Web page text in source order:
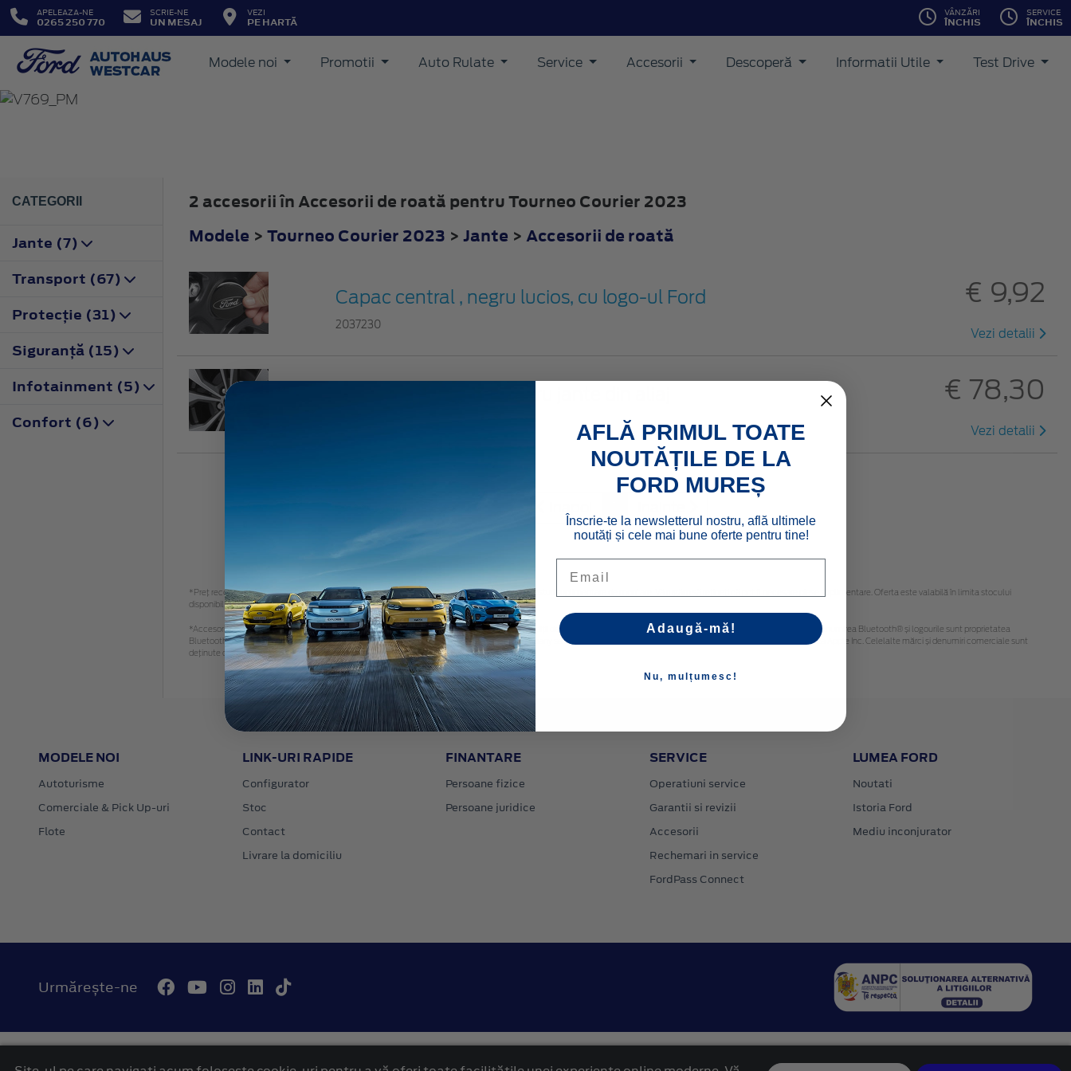
APELEAZA-NE
0265 250 770
SCRIE-NE
UN MESAJ
VEZI
PE HARTĂ
VÂNZĂRI
ÎNCHIS
SERVICE
ÎNCHIS
Modele noi Promotii Auto Rulate Service Accesorii Descoperă Informatii Utile Test Drive
TOURNEO COURIER
CATEGORII
Jante (7)
Transport (67)
Protecţie (31)
Siguranţă (15)
Infotainment (5)
Confort (6)
2 accesorii în Accesorii de roată pentru Tourneo Courier 2023
Modele > Tourneo Courier 2023 > Jante > Accesorii de roată
Capac central , negru lucios, cu logo-ul Ford
2037230
€ 9,92
Vezi detalii
€ 78,30
Vezi detalii
*Preţ recomandat de vânzare, TVA inclus. Vă rugăm să contactaţi dealerul dvs. Ford pentru costuri suplimentare de montare. Vă rugăm să rețineți că pot fi necesare piese suplimentare. Oferta este valabilă în limita stocului
disponibil.
*Accesoriile identificate sunt accesorii alese cu grijă de la furnizori terți și pot avea diferite condiții de garanție, iar detaliile acestora pot fi obținute de la dealerul dvs. Ford. Denumirea Bluetooth® și logourile sunt proprietatea
Bluetooth SIG, Inc. și orice utilizare a unor astfel de mărci de către compania Ford Motor Company se face sub licență. Denumirea iPhone/iPod și logourile sunt proprietatea Apple Inc. Celelalte mărci și denumiri comerciale sunt
deținute de respectivii proprietari
MODELE NOI
Autoturisme
Comerciale & Pick Up-uri
Flote
LINK-URI RAPIDE
Configurator
Stoc
Contact
Livrare la domiciliu
FINANTARE
Persoane fizice
Persoane juridice
SERVICE
Operatiuni service
Garantii si revizii
Accesorii
Rechemari in service
FordPass Connect
LUMEA FORD
Noutati
Istoria Ford
Mediu inconjurator
Urmărește-ne
AFLĂ PRIMUL TOATE
NOUTĂȚILE DE LA
FORD MUREȘ
Înscrie-te la newsletterul nostru, află ultimele
noutăți și cele mai bune oferte pentru tine!
Adaugă-mă!
Nu, mulțumesc!